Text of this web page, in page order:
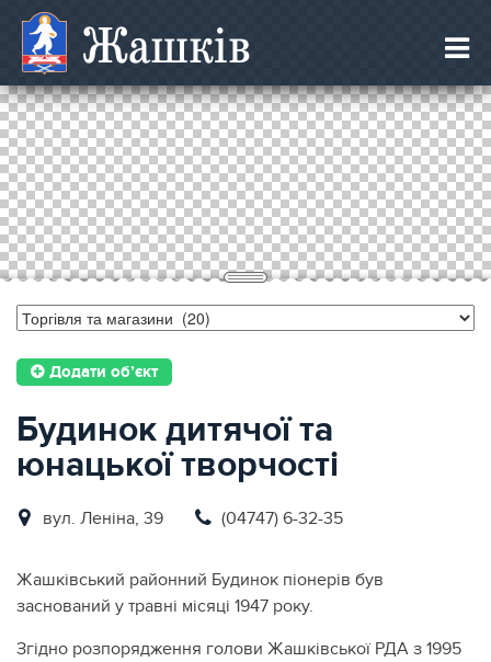
Жашків
Додати об’єкт
Будинок дитячої та
юнацької творчості
вул. Леніна, 39 (04747) 6-32-35
Жашківський районний Будинок піонерів був
заснований у травні місяці 1947 року.
Згідно розпорядження голови Жашківської РДА з 1995